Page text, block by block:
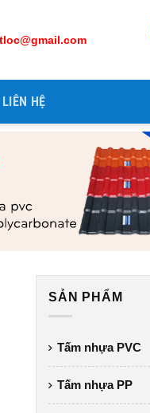
LIÊN HỆ
SẢN PHẨM
Tấm nhựa PVC
Tấm nhựa PP